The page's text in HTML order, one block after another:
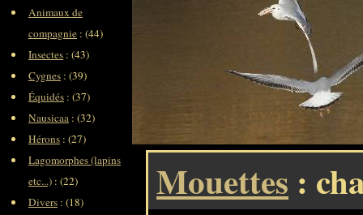
Mouettes :
Animaux de
compagnie : (44)
Insectes : (43)
Cygnes : (39)
Équidés : (37)
Nausicaa : (32)
Hérons : (27)
Lagomorphes (lapins
etc...) : (22)
Divers : (18)